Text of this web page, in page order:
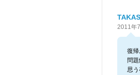
TAKAS
2011年
復帰
問
思う